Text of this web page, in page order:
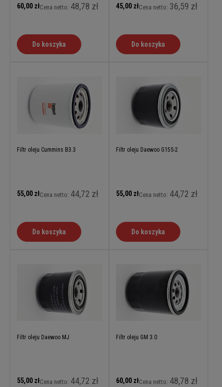
60,00 złCena netto: 48,78 zł
Do koszyka
45,00 złCena netto: 36,59 zł
Do koszyka
Filtr oleju Cummins B3.3
55,00 złCena netto: 44,72 zł
Do koszyka
Filtr oleju Daewoo G15S-2
55,00 złCena netto: 44,72 zł
Do koszyka
Filtr oleju Daewoo MJ
55,00 złCena netto: 44,72 zł
Filtr oleju GM 3.0
60,00 złCena netto: 48,78 zł